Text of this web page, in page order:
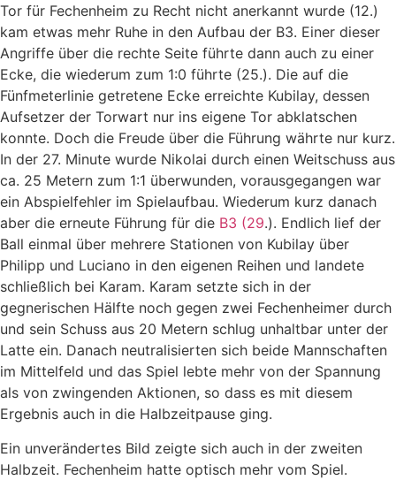
Tor für Fechenheim zu Recht nicht anerkannt wurde (12.)
kam etwas mehr Ruhe in den Aufbau der B3. Einer dieser
Angriffe über die rechte Seite führte dann auch zu einer
Ecke, die wiederum zum 1:0 führte (25.). Die auf die
Fünfmeterlinie getretene Ecke erreichte Kubilay, dessen
Aufsetzer der Torwart nur ins eigene Tor abklatschen
konnte. Doch die Freude über die Führung währte nur kurz.
In der 27. Minute wurde Nikolai durch einen Weitschuss aus
ca. 25 Metern zum 1:1 überwunden, vorausgegangen war
ein Abspielfehler im Spielaufbau. Wiederum kurz danach
aber die erneute Führung für die B3 (29.). Endlich lief der
Ball einmal über mehrere Stationen von Kubilay über
Philipp und Luciano in den eigenen Reihen und landete
schließlich bei Karam. Karam setzte sich in der
gegnerischen Hälfte noch gegen zwei Fechenheimer durch
und sein Schuss aus 20 Metern schlug unhaltbar unter der
Latte ein. Danach neutralisierten sich beide Mannschaften
im Mittelfeld und das Spiel lebte mehr von der Spannung
als von zwingenden Aktionen, so dass es mit diesem
Ergebnis auch in die Halbzeitpause ging.
Ein unverändertes Bild zeigte sich auch in der zweiten
Halbzeit. Fechenheim hatte optisch mehr vom Spiel.